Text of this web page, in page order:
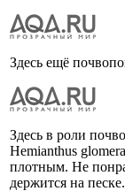
Здесь ещё
Здесь в роли
Hemianthus
плотным. Не
держится на песке.